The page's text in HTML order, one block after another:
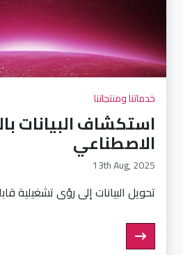
خدماتنا ومنتجاتنا
استكشاف البيانات
الاصطناعي
13th Aug, 2025
تحويل البيانات إلى رؤى تشغيلية